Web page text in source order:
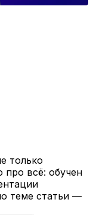
только
всё: обучен
теме статьи —